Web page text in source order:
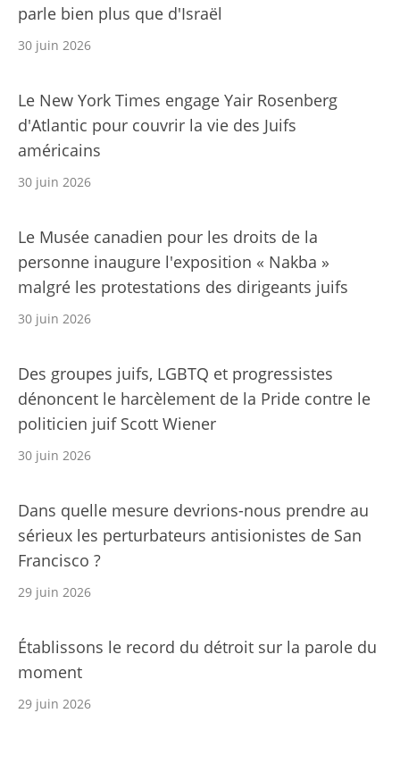
parle bien plus que d'Israël
30 juin 2026
Le New York Times engage Yair Rosenberg
d'Atlantic pour couvrir la vie des Juifs
américains
30 juin 2026
Le Musée canadien pour les droits de la
personne inaugure l'exposition « Nakba »
malgré les protestations des dirigeants juifs
30 juin 2026
Des groupes juifs, LGBTQ et progressistes
dénoncent le harcèlement de la Pride contre le
politicien juif Scott Wiener
30 juin 2026
Dans quelle mesure devrions-nous prendre au
sérieux les perturbateurs antisionistes de San
Francisco ?
29 juin 2026
Établissons le record du détroit sur la parole du
moment
29 juin 2026